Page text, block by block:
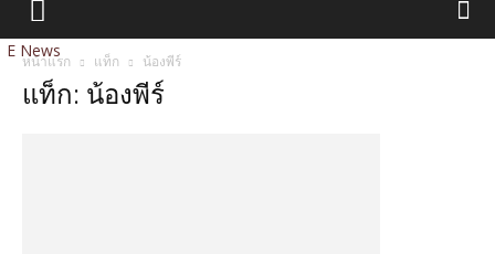
E News
หน้าแรก แท็ก น้องพีร์
แท็ก: น้องพีร์